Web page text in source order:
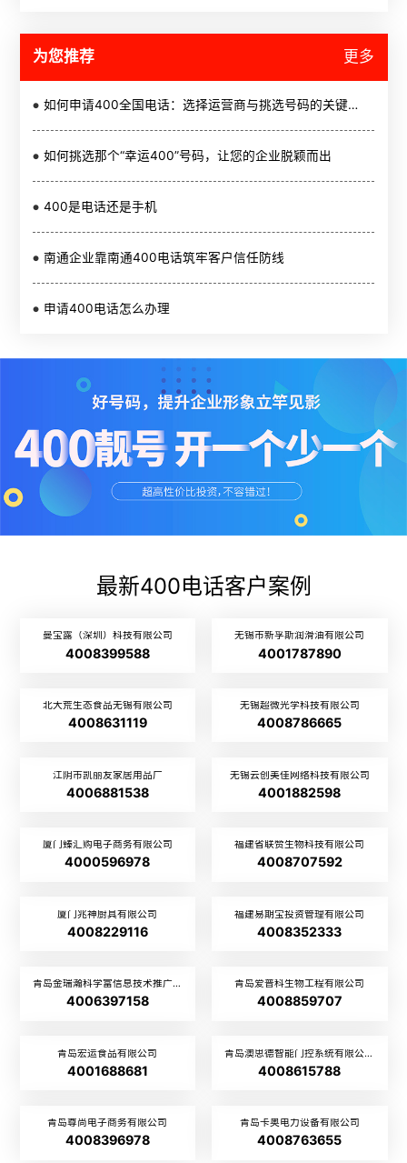
为您推荐 更多
如何申请400全国电话：选择运营商与挑选号码的关键步骤
如何挑选那个“幸运400”号码，让您的企业脱颖而出
400是电话还是手机
南通企业靠南通400电话筑牢客户信任防线
申请400电话怎么办理
最新400电话客户案例
曼宝露（深圳）科技有限公司
4008399588
无锡市新孚斯润滑油有限公司
4001787890
北大荒生态食品无锡有限公司
4008631119
无锡超微光学科技有限公司
4008786665
江阴市凯丽友家居用品厂
4006881538
无锡云创美佳网络科技有限公司
4001882598
厦门臻汇购电子商务有限公司
4000596978
福建省联赞生物科技有限公司
4008707592
厦门兆神厨具有限公司
4008229116
福建易期宝投资管理有限公司
4008352333
青岛金瑞瀚科学富信息技术推广有限公司
4006397158
青岛爱普科生物工程有限公司
4008859707
青岛宏运食品有限公司
4001688681
青岛澳思德智能门控系统有限公司
4008615788
青岛尊尚电子商务有限公司
4008396978
青岛卡奥电力设备有限公司
4008763655